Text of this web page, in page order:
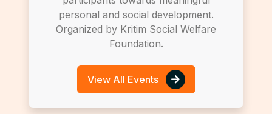
personal and social development.
Organized by Kritim Social Welfare
Foundation.
View All Events